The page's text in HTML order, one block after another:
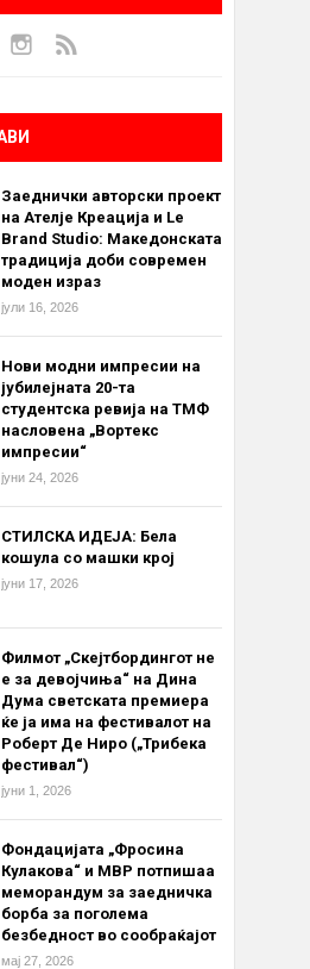
Заеднички авторски проект
на Ателје Креација и Le
Brand Studio: Македонската
традиција доби современ
моден израз
јули 16, 2026
Нови модни импресии на
јубилејната 20-та
студентска ревија на ТМФ
насловена „Вортекс
импресии“
јуни 24, 2026
СТИЛСКА ИДЕЈА: Бела
кошула со машки крој
јуни 17, 2026
Филмот „Скејтбордингот не
е за девојчиња“ на Дина
Дума светската премиера
ќе ја има на фестивалот на
Роберт Де Ниро („Трибека
фестивал“)
јуни 1, 2026
Фондацијата „Фросина
Кулакова“ и МВР потпишаа
меморандум за заедничка
борба за поголема
безбедност во сообраќајот
мај 27, 2026